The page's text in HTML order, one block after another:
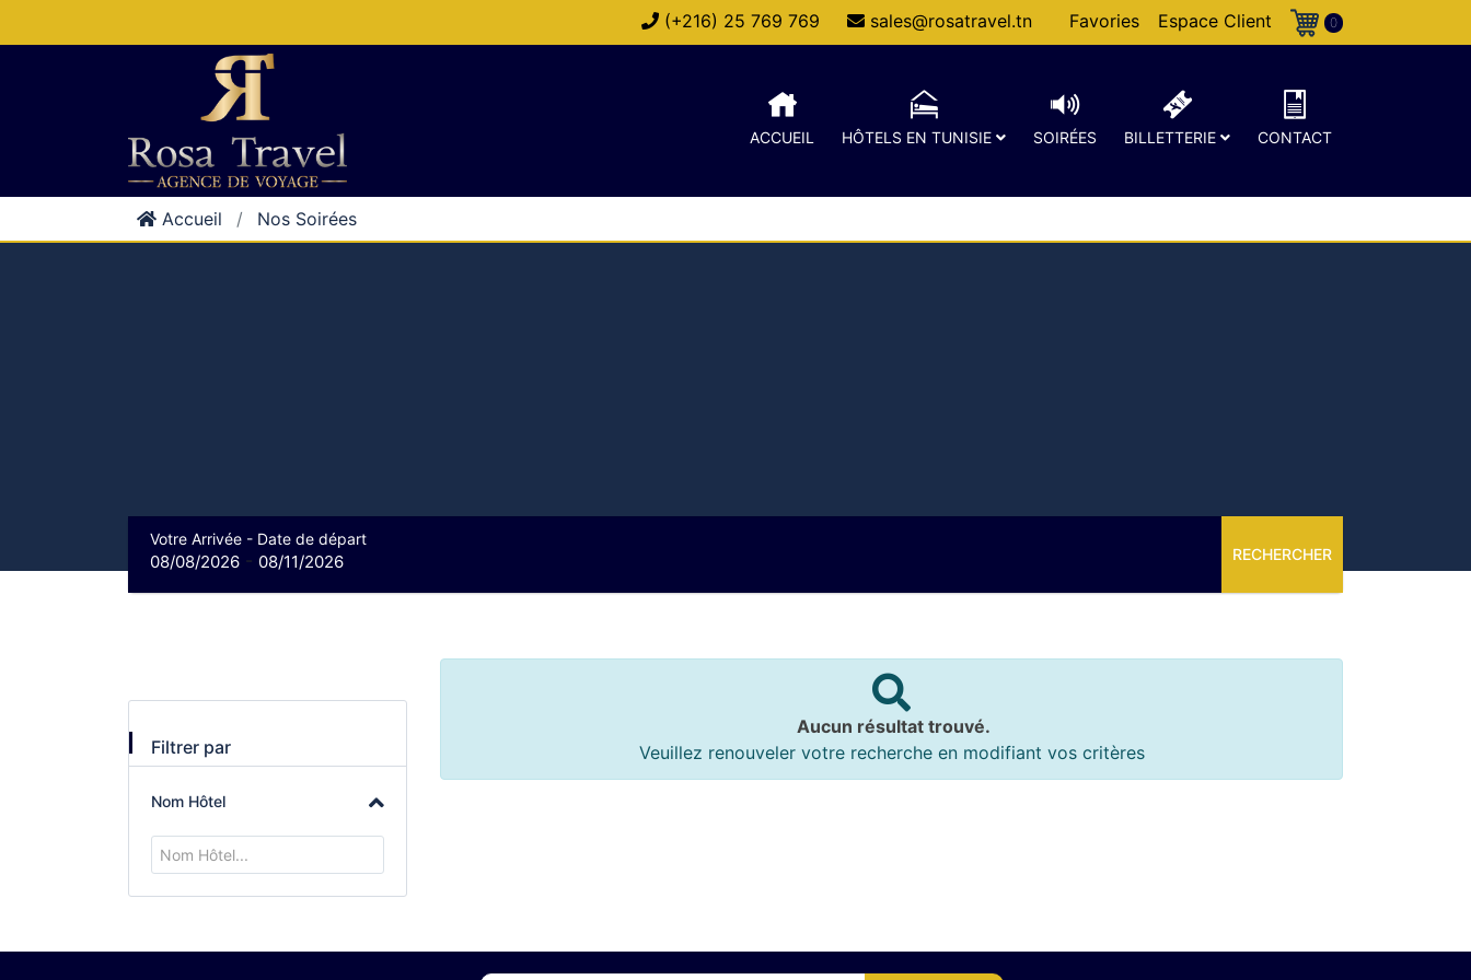
(+216) 25 769 769 sales@rosatravel.tn Favories Espace Client 0
ACCUEIL HÔTELS EN TUNISIE SOIRÉES BILLETTERIE CONTACT
Accueil Nos Soirées
Votre Arrivée - Date de départ
08/08/2026 08/11/2026 RECHERCHER
Filtrer par
Nom Hôtel
Aucun résultat trouvé.
Veuillez renouveler votre recherche en modifiant vos critères